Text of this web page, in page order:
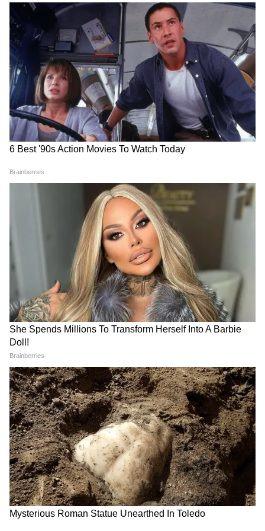
निर्माण खुद रितेश देशमुख ने किया है। 1 मई को मराठी
और हिंदी भाषाओं में रिलीज हुई यह फिल्म छत्रपति
शिवाजी महाराज की विरासत को बड़े स्तर पर पर्दे पर
दिखाने की कोशिश करती है, जिसे दर्शकों का शानदार प्यार
मिल रहा है। फिल्म में रितेश देशमुख के अलावा संजय
दत्त, अभिषेक बच्चन, फरदीन खान, भाग्यश्री, विद्या बालन,
जेनेलिया देशमुख, महेश मांजरेकर, सचिन खेड़ेकर और
सलमान खान (कैमियो) जैसे कलाकारों की भी अहम्
भूमिका है।